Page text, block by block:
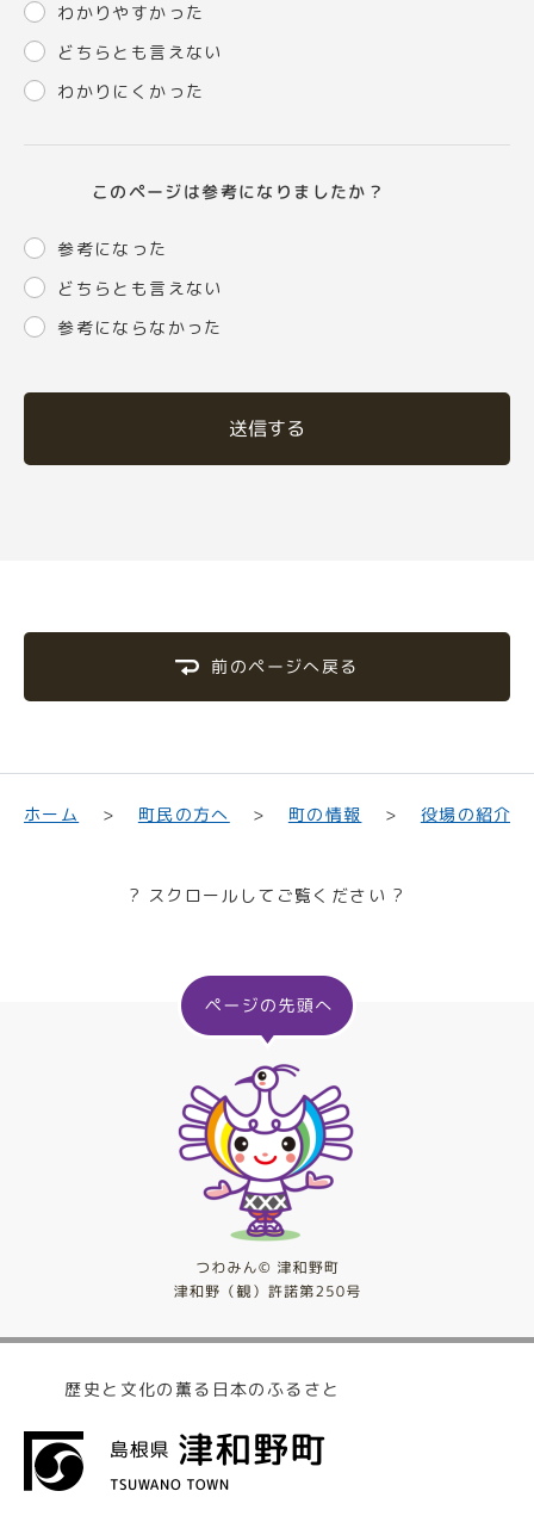
わかりやすかった
どちらとも言えない
わかりにくかった
このページは参考になりましたか？
参考になった
どちらとも言えない
参考にならなかった
送信する
前のページへ戻る
ホーム 町民の方へ 町の情報 役場の紹介
? スクロールしてご覧ください ?
歴史と文化の薫る日本のふるさと